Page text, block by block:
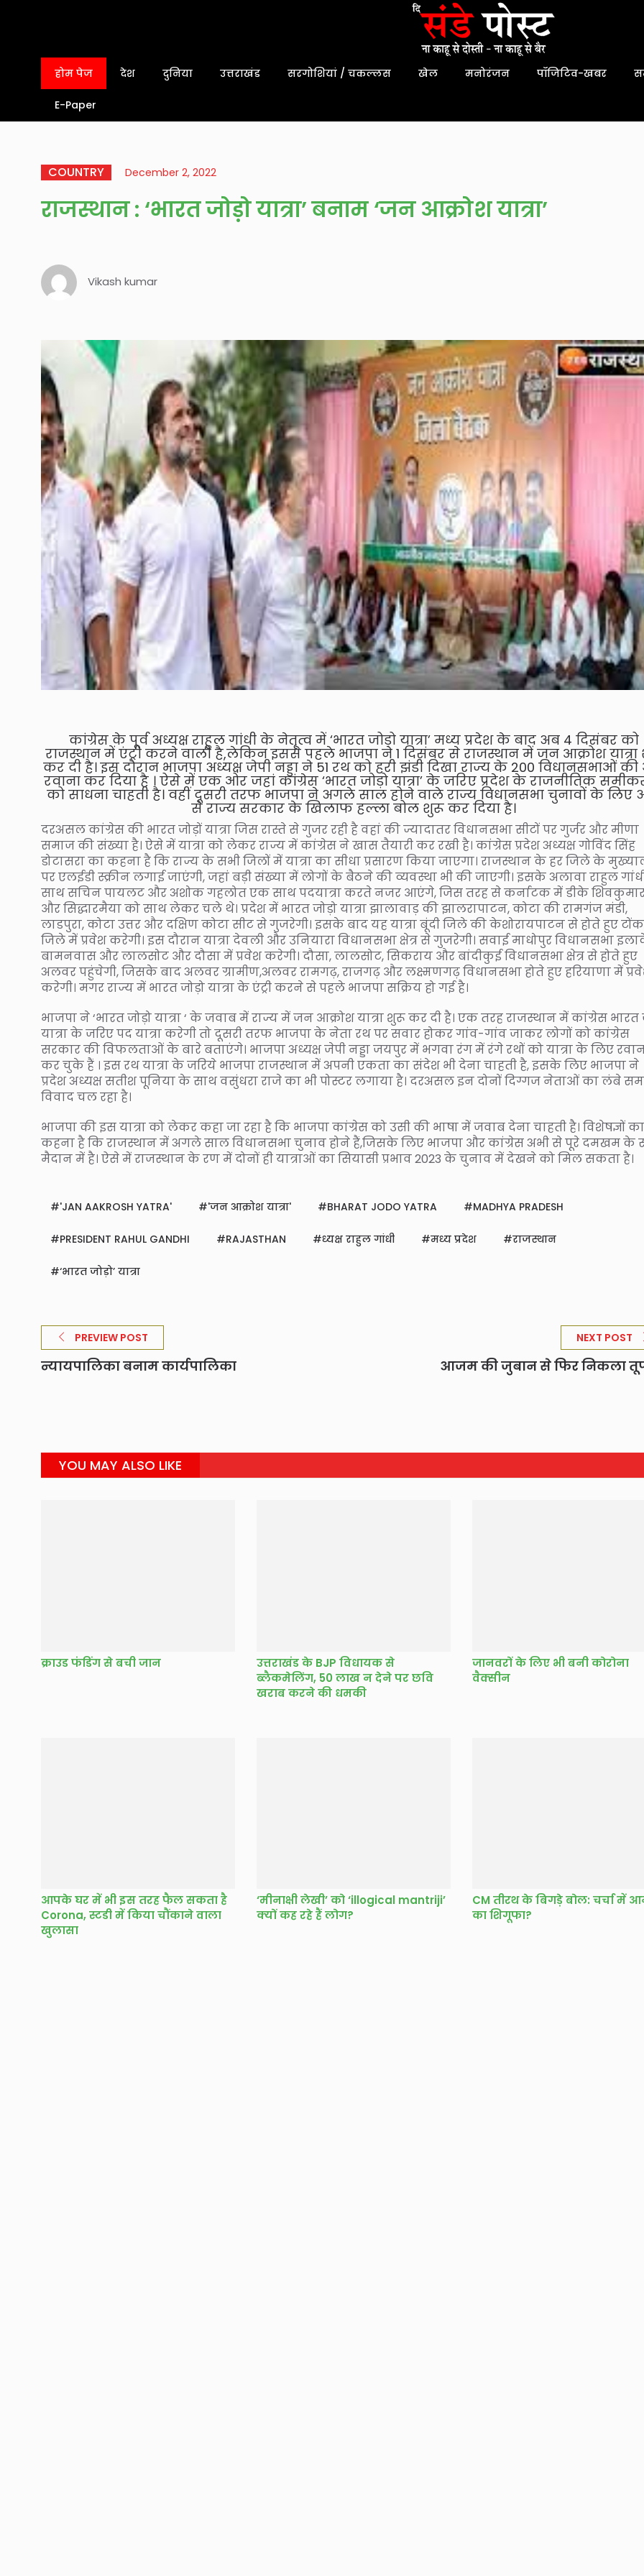
होम पेज देश दुनिया उत्तराखंड सरगोशियां / चकल्लस खेल मनोरंजन पॉजिटिव-खबर
E-Paper
COUNTRY December 2, 2022
राजस्थान : ‘भारत जोड़ो यात्रा’ बनाम ‘जन आक्रोश यात्रा’
Vikash kumar
कांग्रेस के पूर्व अध्यक्ष राहुल गांधी के नेतृत्व में ‘भारत जोड़ो यात्रा’ मध्य प्रदेश के बाद अब 4 दिसंबर को
राजस्थान में एंट्री करने वाली है,लेकिन इससे पहले भाजपा ने 1 दिसंबर से राजस्थान में जन आक्रोश
कर दी है। इस दौरान भाजपा अध्यक्ष जेपी नड्डा ने 51 रथ को हरी झंडी दिखा राज्य के 200 विधानसभाओं
रवाना कर दिया है । ऐसे में एक ओर जहां कांग्रेस ‘भारत जोड़ो यात्रा’ के जरिए प्रदेश के राजनीतिक
को साधना चाहती है। वहीं दूसरी तरफ भाजपा ने अगले साल होने वाले राज्य विधानसभा चुनावों के लिए
से राज्य सरकार के खिलाफ हल्ला बोल शुरू कर दिया है।
दरअसल कांग्रेस की भारत जोड़ों यात्रा जिस रास्ते से गुजर रही है वहां की ज्यादातर विधानसभा सीटों पर गुर्जर और मीणा
समाज की संख्या है। ऐसे में यात्रा को लेकर राज्य में कांग्रेस ने खास तैयारी कर रखी है। कांग्रेस प्रदेश अध्यक्ष गोविंद सिंह
डोटासरा का कहना है कि राज्य के सभी जिलों में यात्रा का सीधा प्रसारण किया जाएगा। राजस्थान के हर जिले के
पर एलईडी स्क्रीन लगाई जाएंगी, जहां बड़ी संख्या में लोगों के बैठने की व्यवस्था भी की जाएगी। इसके अलावा राहुल
साथ सचिन पायलट और अशोक गहलोत एक साथ पदयात्रा करते नजर आएंगे, जिस तरह से कर्नाटक में डीके
और सिद्धारमैया को साथ लेकर चले थे। प्रदेश में भारत जोड़ो यात्रा झालावाड़ की झालरापाटन, कोटा की रामगंज मंडी,
लाडपुरा, कोटा उत्तर और दक्षिण कोटा सीट से गुजरेगी। इसके बाद यह यात्रा बूंदी जिले की केशोरायपाटन से होते हुए टोंक
जिले में प्रवेश करेगी। इस दौरान यात्रा देवली और उनियारा विधानसभा क्षेत्र से गुजरेगी। सवाई माधोपुर विधानसभा
बामनवास और लालसोट और दौसा में प्रवेश करेगी। दौसा, लालसोट, सिकराय और बांदीकुई विधानसभा क्षेत्र से होते हुए
अलवर पहुंचेगी, जिसके बाद अलवर ग्रामीण,अलवर रामगढ़, राजगढ़ और लक्ष्मणगढ़ विधानसभा होते हुए हरियाणा में
करेगी। मगर राज्य में भारत जोड़ो यात्रा के एंट्री करने से पहले भाजपा सक्रिय हो गई है।
भाजपा ने ‘भारत जोड़ो यात्रा ‘ के जवाब में राज्य में जन आक्रोश यात्रा शुरू कर दी है। एक तरह राजस्थान में कांग्रेस भारत
यात्रा के जरिए पद यात्रा करेगी तो दूसरी तरफ भाजपा के नेता रथ पर सवार होकर गांव-गांव जाकर लोगों को कांग्रेस
सरकार की विफलताओं के बारे बताएंगे। भाजपा अध्यक्ष जेपी नड्डा जयपुर में भगवा रंग में रंगे रथों को यात्रा के लिए
कर चुके हैं । इस रथ यात्रा के जरिये भाजपा राजस्थान में अपनी एकता का संदेश भी देना चाहती है, इसके लिए भाजपा ने
प्रदेश अध्यक्ष सतीश पूनिया के साथ वसुंधरा राजे का भी पोस्टर लगाया है। दरअसल इन दोनों दिग्गज नेताओं का लंबे
विवाद चल रहा है।
भाजपा की इस यात्रा को लेकर कहा जा रहा है कि भाजपा कांग्रेस को उसी की भाषा में जवाब देना चाहती है। विशेषज्ञों का
कहना है कि राजस्थान में अगले साल विधानसभा चुनाव होने हैं,जिसके लिए भाजपा और कांग्रेस अभी से पूरे दमखम के
मैदान में है। ऐसे में राजस्थान के रण में दोनों ही यात्राओं का सियासी प्रभाव 2023 के चुनाव में देखने को मिल सकता है।
'JAN AAKROSH YATRA' 'जन आक्रोश यात्रा' BHARAT JODO YATRA MADHYA PRADESH
PRESIDENT RAHUL GANDHI RAJASTHAN ध्यक्ष राहुल गांधी मध्य प्रदेश राजस्थान
‘भारत जोड़ो’ यात्रा
PREVIEW POST
न्यायपालिका बनाम कार्यपालिका
NEXT POST
आजम की जुबान से फिर निकला
YOU MAY ALSO LIKE
क्राउड फंडिंग से बची जान
उत्तराखंड के BJP विधायक से
ब्लैकमेलिंग, 50 लाख न देने पर छवि
खराब करने की धमकी
जानवरों के लिए भी बनी कोरोना
वैक्सीन
आपके घर में भी इस तरह फैल सकता है
Corona, स्टडी में किया चौंकाने वाला
खुलासा
‘मीनाक्षी लेखी’ को ‘illogical mantriji’
क्यों कह रहे हैं लोग?
CM तीरथ के बिगड़े बोल: चर्चा में
का शिगूफा?